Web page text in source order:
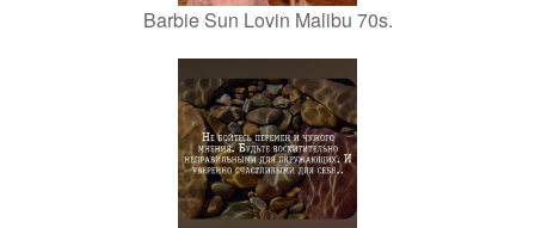
Barbie Sun Lovin Malibu 70s.